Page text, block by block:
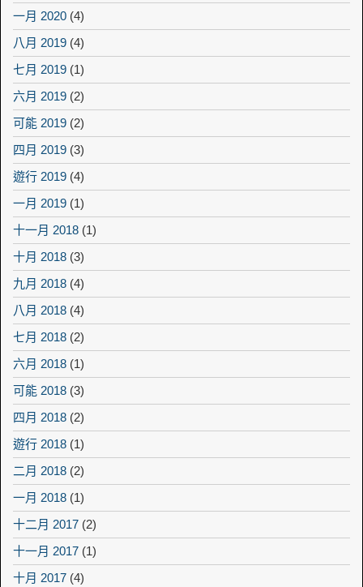
一月 2020 (4)
八月 2019 (4)
七月 2019 (1)
六月 2019 (2)
可能 2019 (2)
四月 2019 (3)
遊行 2019 (4)
一月 2019 (1)
十一月 2018 (1)
十月 2018 (3)
九月 2018 (4)
八月 2018 (4)
七月 2018 (2)
六月 2018 (1)
可能 2018 (3)
四月 2018 (2)
遊行 2018 (1)
二月 2018 (2)
一月 2018 (1)
十二月 2017 (2)
十一月 2017 (1)
十月 2017 (4)